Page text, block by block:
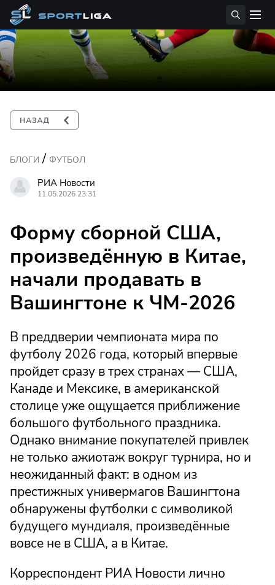
БЛОГИ / ФУТБОЛ
РИА Новости
11.05.2026 23:31
Форму сборной США,
произведённую в Китае,
начали продавать в
Вашингтоне к ЧМ-2026
В преддверии чемпионата мира по
футболу 2026 года, который впервые
пройдет сразу в трех странах — США,
Канаде и Мексике, в американской
столице уже ощущается приближение
большого футбольного праздника.
Однако внимание покупателей привлек
не только ажиотаж вокруг турнира, но и
неожиданный факт: в одном из
престижных универмагов Вашингтона
обнаружены футболки с символикой
будущего мундиаля, произведённые
вовсе не в США, а в Китае.
Корреспондент РИА Новости лично